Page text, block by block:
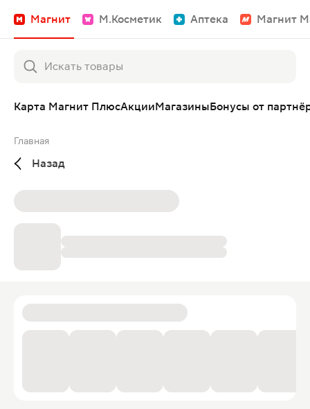
Магнит М.Косметик Аптека Магнит
Карта Магнит ПлюсАкцииМагазиныБонусы от
Главная
Назад